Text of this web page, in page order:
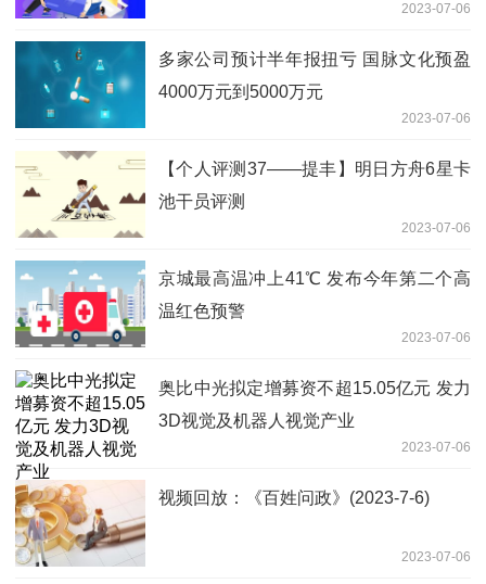
2023-07-06
多家公司预计半年报扭亏 国脉文化预盈
4000万元到5000万元
2023-07-06
【个人评测37——提丰】明日方舟6星卡
池干员评测
2023-07-06
京城最高温冲上41℃ 发布今年第二个高
温红色预警
2023-07-06
奥比中光拟定增募资不超15.05亿元 发力
3D视觉及机器人视觉产业
2023-07-06
视频回放：《百姓问政》(2023-7-6)
2023-07-06